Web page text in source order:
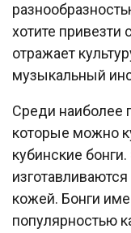
хотите привезти
отражает
музыкальный
Среди наиболее
которые можно
кубинские
кожей. Бонги
популярностью